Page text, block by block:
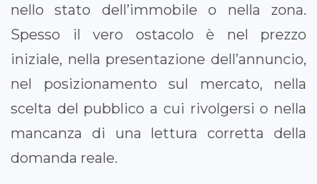
nello stato dell’immobile o nella zona.
Spesso il vero ostacolo è nel prezzo
iniziale, nella presentazione dell’annuncio,
nel posizionamento sul mercato, nella
scelta del pubblico a cui rivolgersi o nella
mancanza di una lettura corretta della
domanda reale.